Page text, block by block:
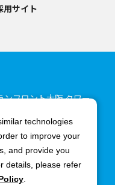
用サイト
フロント大阪 タワー
8825
方針
technologies
to improve your
and provide you
details, please refer